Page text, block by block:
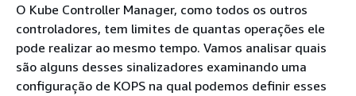
O Kube Controller Manager, como todos os outros
controladores, tem limites de quantas operações ele
pode realizar ao mesmo tempo. Vamos analisar quais
são alguns desses sinalizadores examinando uma
configuração de KOPS na qual podemos definir esses